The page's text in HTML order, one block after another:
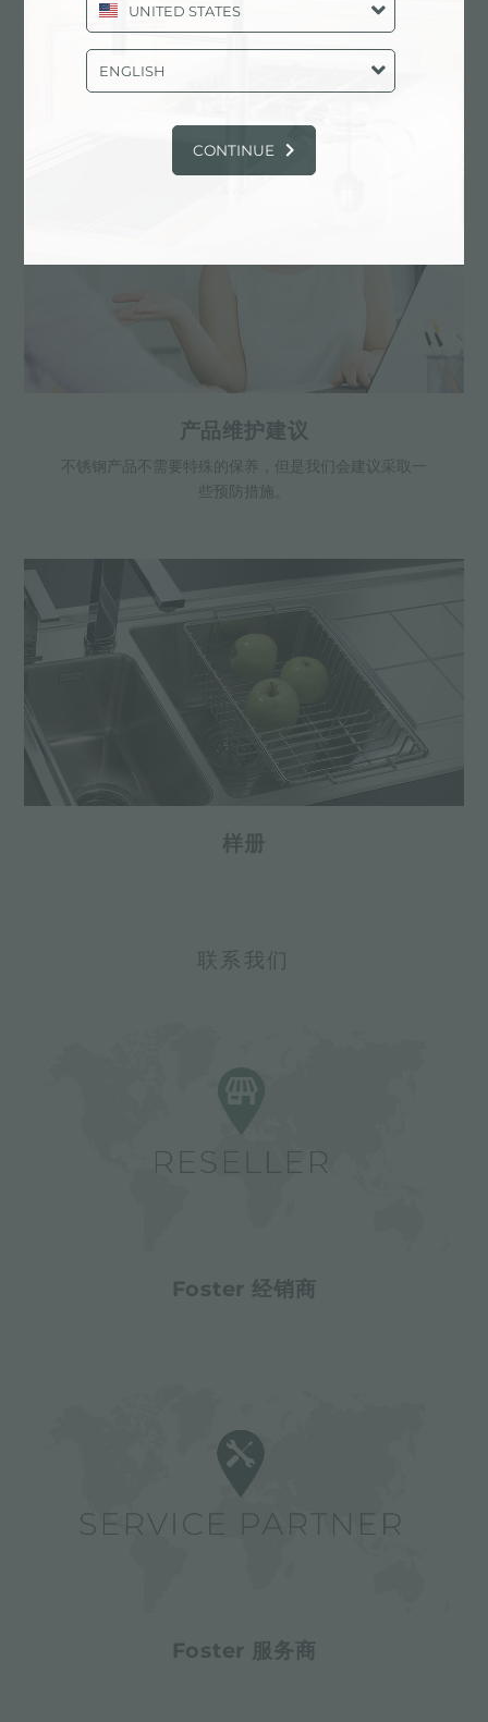
定制化设计
实现定制化是Foster产品的独特元素。
产品维护建议
不锈钢产品不需要特殊的保养，但是我们会建议采取一
些预防措施。
样册
联系我们
Foster 经销商
Foster 服务商
UNITED STATES
ENGLISH
CONTINUE